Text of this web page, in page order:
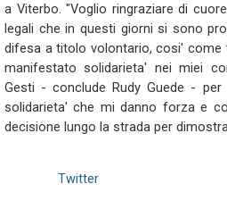
a Viterbo. "Voglio ringraziare di
legali che in questi giorni si sono
difesa a titolo volontario, cosi' come
manifestato solidarieta' nei miei
Gesti - conclude Rudy Guede -
solidarieta' che mi danno forza e
decisione lungo la strada per
Twitter